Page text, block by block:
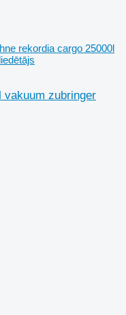
rekordia cargo 25000l
vakuum zubringer